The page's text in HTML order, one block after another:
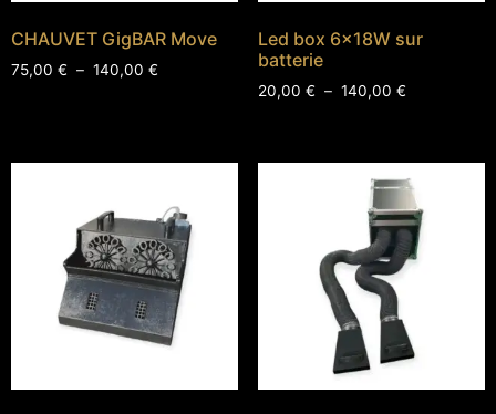
CHAUVET GigBAR Move
75,00 € – 140,00 €
Led box 6x18W sur
batterie
20,00 € – 140,00 €